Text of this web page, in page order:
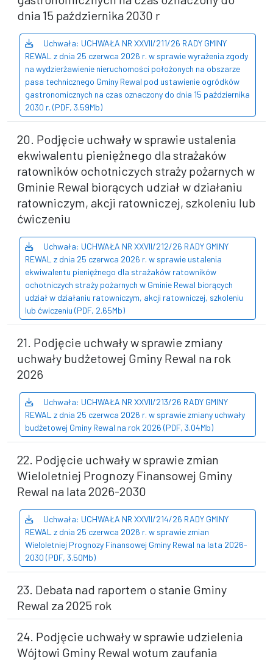
dnia 15 października 2030 r
Uchwała: UCHWAŁA NR XXVII/211/26 RADY GMINY
REWAL z dnia 25 czerwca 2026 r. w sprawie wyrażenia zgody
na wydzierżawienie nieruchomości położonych na obszarze
pasa technicznego Gminy Rewal pod ustawienie ogródków
gastronomicznych na czas oznaczony do dnia 15 października
2030 r. (PDF, 3.59Mb)
20. Podjęcie uchwały w sprawie ustalenia
ekwiwalentu pieniężnego dla strażaków
ratowników ochotniczych straży pożarnych w
Gminie Rewal biorących udział w działaniu
ratowniczym, akcji ratowniczej, szkoleniu lub
ćwiczeniu
Uchwała: UCHWAŁA NR XXVII/212/26 RADY GMINY
REWAL z dnia 25 czerwca 2026 r. w sprawie ustalenia
ekwiwalentu pieniężnego dla strażaków ratowników
ochotniczych straży pożarnych w Gminie Rewal biorących
udział w działaniu ratowniczym, akcji ratowniczej, szkoleniu
lub ćwiczeniu (PDF, 2.65Mb)
21. Podjęcie uchwały w sprawie zmiany
uchwały budżetowej Gminy Rewal na rok
2026
Uchwała: UCHWAŁA NR XXVII/213/26 RADY GMINY
REWAL z dnia 25 czerwca 2026 r. w sprawie zmiany uchwały
budżetowej Gminy Rewal na rok 2026 (PDF, 3.04Mb)
22. Podjęcie uchwały w sprawie zmian
Wieloletniej Prognozy Finansowej Gminy
Rewal na lata 2026-2030
Uchwała: UCHWAŁA NR XXVII/214/26 RADY GMINY
REWAL z dnia 25 czerwca 2026 r. w sprawie zmian
Wieloletniej Prognozy Finansowej Gminy Rewal na lata 2026-
2030 (PDF, 3.50Mb)
23. Debata nad raportem o stanie Gminy
Rewal za 2025 rok
24. Podjęcie uchwały w sprawie udzielenia
Wójtowi Gminy Rewal wotum zaufania